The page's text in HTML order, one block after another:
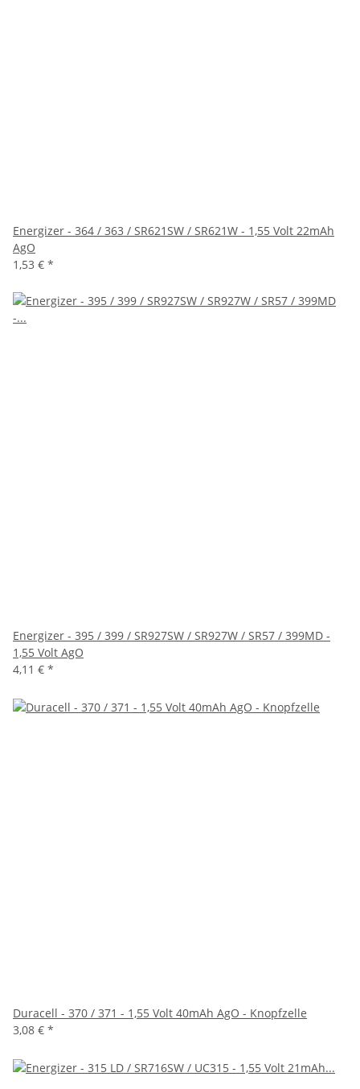
Energizer - 364 / 363 / SR621SW / SR621W - 1,55 Volt 22mAh
AgO
1,53 € *
Energizer - 395 / 399 / SR927SW / SR927W / SR57 / 399MD -
1,55 Volt AgO
4,11 € *
Duracell - 370 / 371 - 1,55 Volt 40mAh AgO - Knopfzelle
3,08 € *